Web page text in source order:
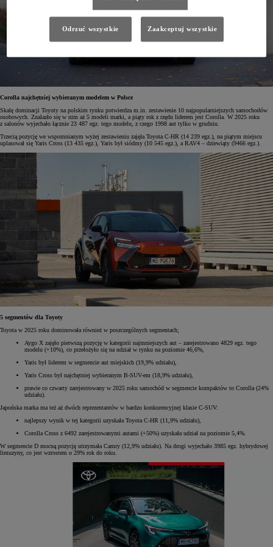
Corolla najchętniej wybieranym modelem w Polsce
Skalę dominacji Toyoty na polskim rynku potwierdza m.in. zestawienie 10 najpopularniejszych samochodów
osobowych. Znalazło się w nim aż 5 modeli marki, a piąty rok z rzędu liderem jest Corolla. W 2025 roku
z salonów wyjechało łącznie 23 487 egz. tego modelu, z czego 1998 aut tylko w grudniu.
Trzecią pozycję we wspomnianym wyżej zestawieniu zajęła Toyota C-HR (14 239 egz.), na piątym miejscu
uplasował się Yaris Cross (13 435 egz.), Yaris był siódmy (10 545 egz.), a RAV4 – dziewiąty (9466 egz.).
5 segmentów dla Toyoty
Toyota w 2025 roku dominowała również w poszczególnych segmentach;
Aygo X zajęło pierwszą pozycję w kategorii najmniejszych aut – zarejestrowano 4829 egz. tego
modelu (+10%), co przełożyło się na udział w rynku na poziomie 46,6%,
Yaris był liderem w segmencie aut miejskich (19,9% udziału),
Yaris Cross był najchętniej wybieranym B-SUV-em (18,9% udziału),
prawie co czwarty zarejestrowany w 2025 roku samochód w segmencie kompaktów to Corolla (24%
udziału).
Japońska marka ma też aż dwóch reprezentantów w bardzo konkurencyjnej klasie C-SUV:
najlepszy wynik w tej kategorii uzyskała Toyota C-HR (11,9% udziału),
Corolla Cross z 6492 zarejestrowanymi autami (+50%) uzyskała udział na poziomie 5,4%.
W segmencie D mocną pozycję utrzymała Camry (12,9% udziału). Na drogi wyjechało 3985 egz. hybrydowej
limuzyny, co jest wzrostem o 29% rok do roku.
Odrzuć wszystkie Zaakceptuj wszystkie